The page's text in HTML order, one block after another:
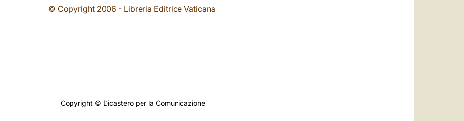
© Copyright 2006 - Libreria Editrice Vaticana
Copyright © Dicastero per la Comunicazione